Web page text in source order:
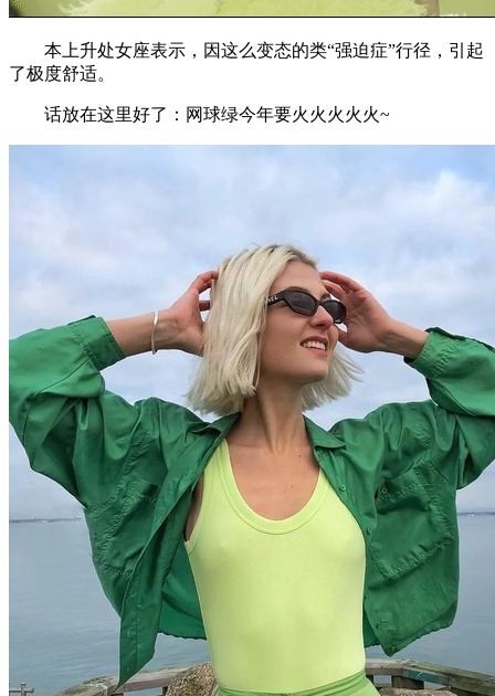
本上升处女座表示，因这么变态的类“强迫症”行径，引起
了极度舒适。
话放在这里好了：网球绿今年要火火火火火~